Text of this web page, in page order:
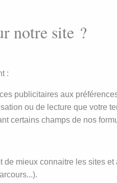
notre site ?
:
publicitaires aux
ou de lecture que votre
certains champs de nos
mieux connaitre les sites